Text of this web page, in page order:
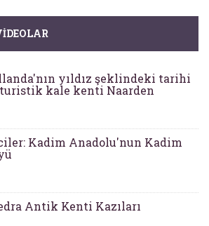
yıldız şeklindeki tarihi
kale kenti Naarden
Kadim Anadolu'nun Kadim
Antik Kenti Kazıları